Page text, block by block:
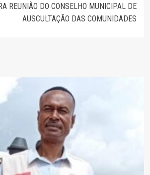
REUNIÃO DO CONSELHO MUNICIPAL DE
AUSCULTAÇÃO DAS COMUNIDADES